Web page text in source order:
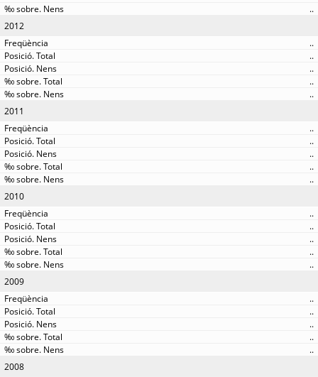
..
2012
..
..
..
..
..
2011
..
..
..
..
..
2010
..
..
..
..
..
2009
..
..
..
..
..
2008